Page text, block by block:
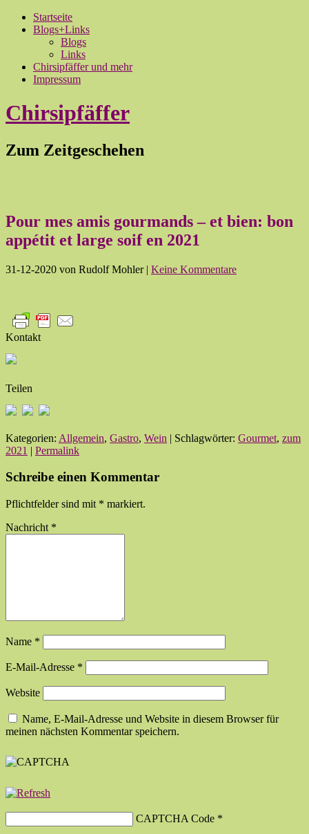
Startseite
Blogs+Links
Blogs
Links
Chirsipfäffer und mehr
Impressum
Chirsipfäffer
Zum Zeitgeschehen
Pour mes amis gourmands – et bien: bon
appétit et large soif en 2021
31-12-2020 von Rudolf Mohler| Keine Kommentare
Kontakt
Teilen
Kategorien: Allgemein, Gastro, Wein | Schlagwörter: Gourmet, zum
2021 | Permalink
Schreibe einen Kommentar
Pflichtfelder sind mit * markiert.
Nachricht *
Name *
E-Mail-Adresse *
Website
Name, E-Mail-Adresse und Website in diesem Browser für
meinen nächsten Kommentar speichern.
CAPTCHA Code *